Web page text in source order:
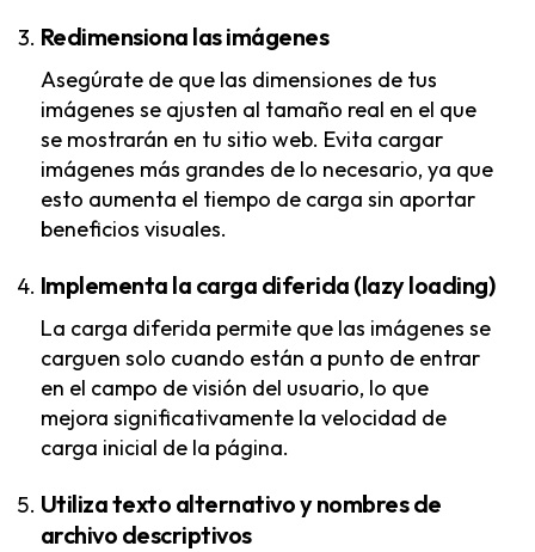
Redimensiona las imágenes
Asegúrate de que las dimensiones de tus
imágenes se ajusten al tamaño real en el que
se mostrarán en tu sitio web. Evita cargar
imágenes más grandes de lo necesario, ya que
esto aumenta el tiempo de carga sin aportar
beneficios visuales.
Implementa la carga diferida (lazy loading)
La carga diferida permite que las imágenes se
carguen solo cuando están a punto de entrar
en el campo de visión del usuario, lo que
mejora significativamente la velocidad de
carga inicial de la página.
Utiliza texto alternativo y nombres de
archivo descriptivos